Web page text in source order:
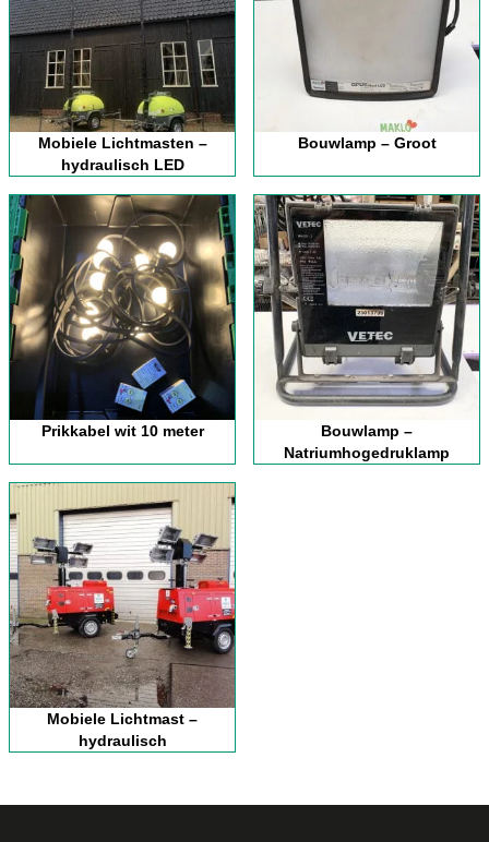
Mobiele Lichtmasten –
hydraulisch LED
Bouwlamp – Groot
Prikkabel wit 10 meter
Bouwlamp –
Natriumhogedruklamp
Mobiele Lichtmast –
hydraulisch